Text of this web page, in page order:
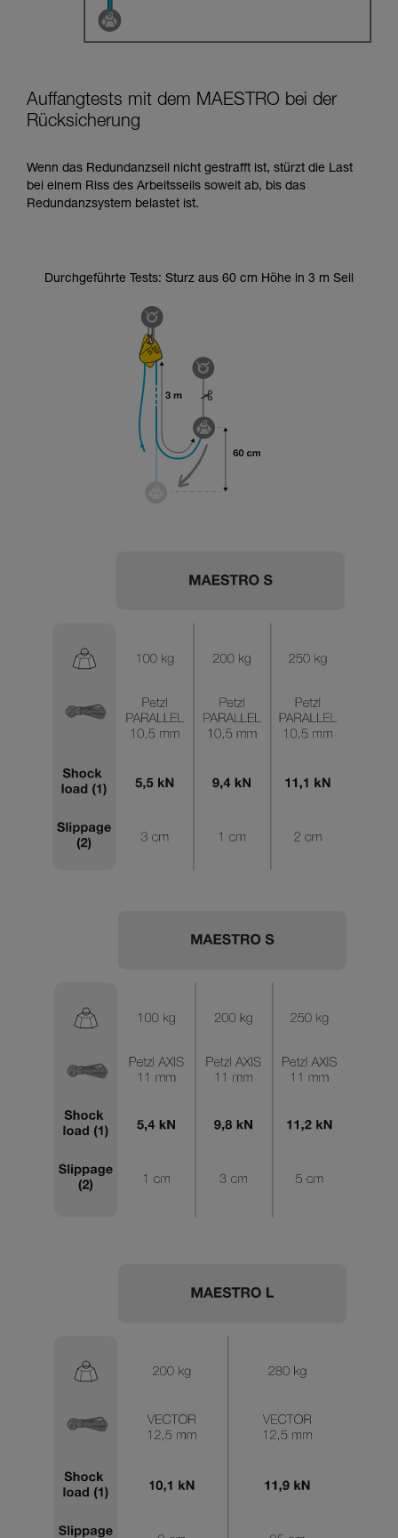
Auffangtests mit dem MAESTRO bei der
Rücksicherung
Wenn das Redundanzseil nicht gestrafft ist, stürzt die Last
bei einem Riss des Arbeitsseils soweit ab, bis das
Redundanzsystem belastet ist.
Durchgeführte Tests: Sturz aus 60 cm Höhe in 3 m Seil